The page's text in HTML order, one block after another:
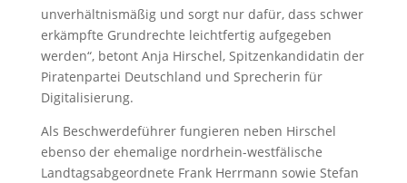
unverhältnismäßig und sorgt nur dafür, dass schwer
erkämpfte Grundrechte leichtfertig aufgegeben
werden“, betont Anja Hirschel, Spitzenkandidatin der
Piratenpartei Deutschland und Sprecherin für
Digitalisierung.
Als Beschwerdeführer fungieren neben Hirschel
ebenso der ehemalige nordrhein-westfälische
Landtagsabgeordnete Frank Herrmann sowie Stefan